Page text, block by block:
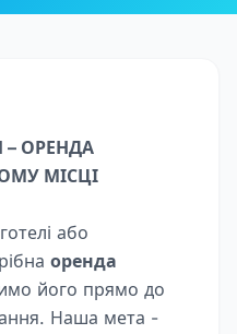
– ОРЕНДА
МІСЦІ
або
оренда
його прямо до
Наша мета -